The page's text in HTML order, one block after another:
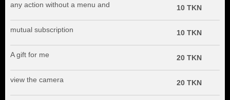
any action without a menu and 10 TKN
mutual subscription 10 TKN
A gift for me 20 TKN
view the camera 20 TKN